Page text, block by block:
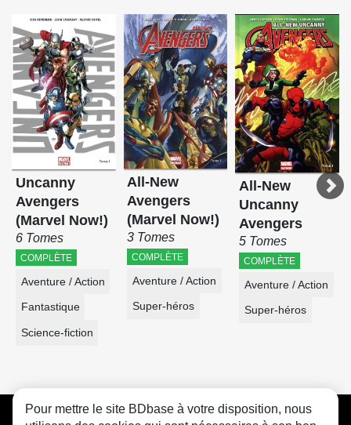
Uncanny
Avengers
(Marvel Now!)
6 Tomes
COMPLÈTE
Aventure / Action
Fantastique
Science-fiction
All-New
Avengers
(Marvel Now!)
3 Tomes
COMPLÈTE
Aventure / Action
Super-héros
All-New
Uncanny
Avengers
5 Tomes
COMPLÈTE
Aventure / Action
Super-héros
CGU FAQ Contact Cookies
Pour mettre le site BDbase à votre disposition, nous